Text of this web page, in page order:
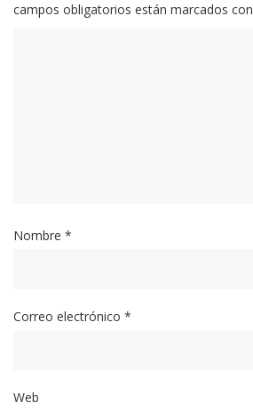
campos obligatorios están marcados con
Nombre *
Correo electrónico *
Web